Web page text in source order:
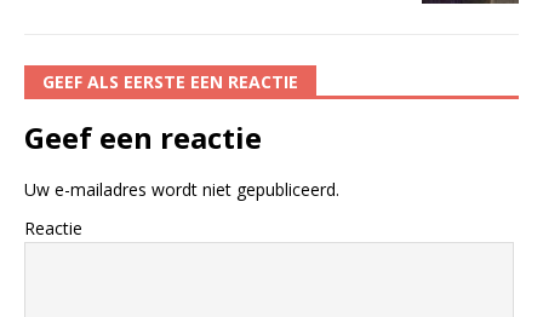
GEEF ALS EERSTE EEN REACTIE
Geef een reactie
Uw e-mailadres wordt niet gepubliceerd.
Reactie